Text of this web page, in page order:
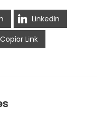
LinkedIn
Copiar Link